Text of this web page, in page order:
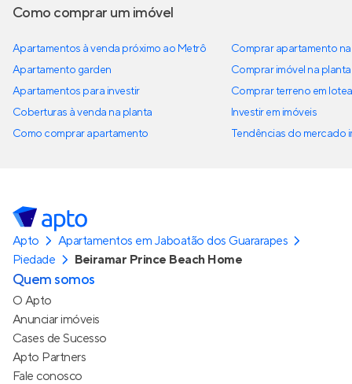
Como comprar um imóvel
Apartamentos à venda próximo ao Metrô
Apartamento garden
Apartamentos para investir
Coberturas à venda na planta
Como comprar apartamento
Comprar apartamento
Comprar imóvel na planta
Comprar terreno em
Investir em imóveis
Tendências do mercado
Apto
Apartamentos em Jaboatão dos Guararapes
Piedade
Beiramar Prince Beach Home
Quem somos
O Apto
Anunciar imóveis
Cases de Sucesso
Apto Partners
Fale conosco